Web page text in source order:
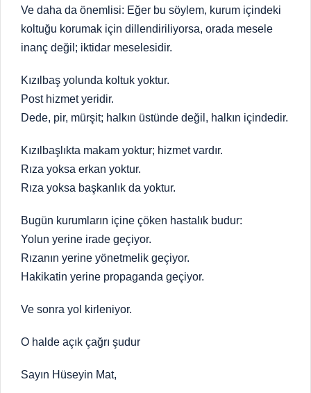
Ve daha da önemlisi: Eğer bu söylem, kurum içindeki
koltuğu korumak için dillendiriliyorsa, orada mesele
inanç değil; iktidar meselesidir.
Kızılbaş yolunda koltuk yoktur.
Post hizmet yeridir.
Dede, pir, mürşit; halkın üstünde değil, halkın içindedir.
Kızılbaşlıkta makam yoktur; hizmet vardır.
Rıza yoksa erkan yoktur.
Rıza yoksa başkanlık da yoktur.
Bugün kurumların içine çöken hastalık budur:
Yolun yerine irade geçiyor.
Rızanın yerine yönetmelik geçiyor.
Hakikatin yerine propaganda geçiyor.
Ve sonra yol kirleniyor.
O halde açık çağrı şudur
Sayın Hüseyin Mat,